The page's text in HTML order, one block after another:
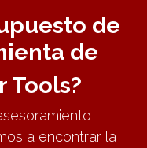
de
de
Tools?
a encontrar la